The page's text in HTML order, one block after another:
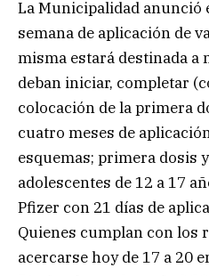
La Municipalidad anunció
semana de aplicación de
misma estará destinada a
deban iniciar, completar
colocación de la primera
cuatro meses de
esquemas; primera dosis
adolescentes de 12 a 17
Pfizer con 21 días de
Quienes cumplan con los
acercarse hoy de 17 a 20